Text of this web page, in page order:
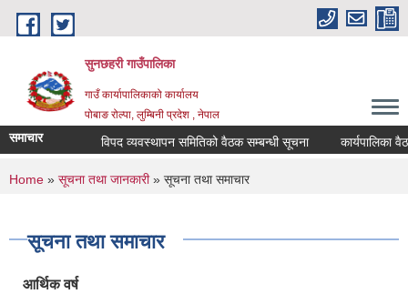
Skip to main content
सुनछहरी गाउँपालिका
गाउँ कार्यापालिकाको कार्यालय
पोबाङ रोल्पा, लुम्बिनी प्रदेश , नेपाल
समाचार विपद व्यवस्थापन समितिको वैठक सम्बन्धी सूचना कार्यपालिका वैठक
You are here
Home » सूचना तथा जानकारी» सूचना तथा समाचार
सूचना तथा समाचार
आर्थिक वर्ष